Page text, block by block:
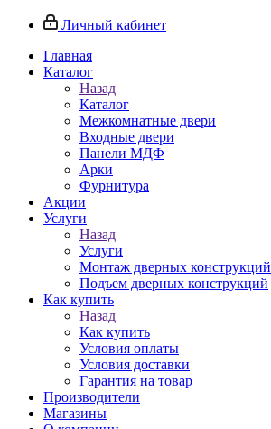
Личный кабинет
Главная
Каталог
Назад
Каталог
Межкомнатные двери
Входные двери
Панели МДФ
Арки
Фурнитура
Акции
Услуги
Назад
Услуги
Монтаж дверных конструкций
Подъем дверных конструкций
Как купить
Назад
Как купить
Условия оплаты
Условия доставки
Гарантия на товар
Производители
Магазины